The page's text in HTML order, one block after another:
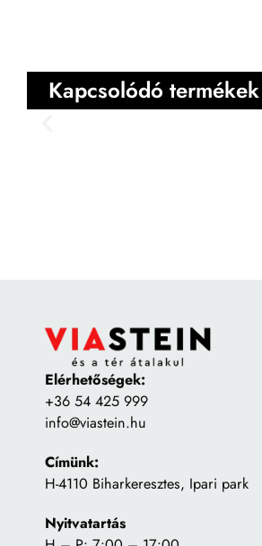
Kapcsolódó termékek
Elérhetőségek:
+36 54 425 999
info@viastein.hu
Címünk:
H-4110 Biharkeresztes, Ipari park
Nyitvatartás